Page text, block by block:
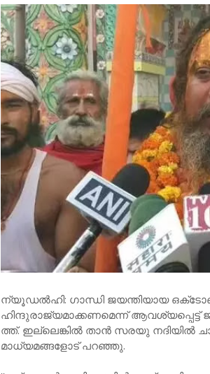
ന്യൂഡൽഹി: ഗാന്ധി ജയന്തിയായ
ഹിന്ദുരാജ്യമാക്കണമെന്ന്​
ത്ത്​. ഇല്ലെങ്കിൽ താൻ സരയു നദിയിൽ
മാധ്യമങ്ങളോട്​ പറഞ്ഞു.